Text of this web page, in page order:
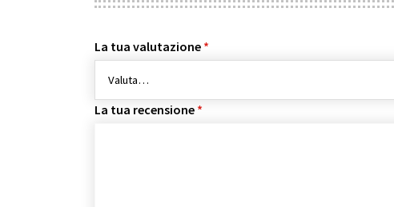
La tua valutazione *
La tua recensione *